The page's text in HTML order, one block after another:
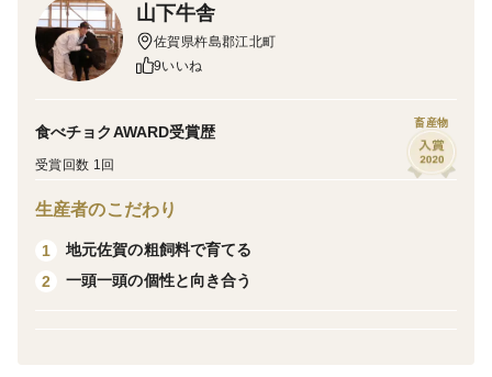
ご家庭用にはもちろん、贈り物にも喜ばれます。山下牛
舎おすすめの一品です！
■注意事項/その他
・賞味期限は冷凍で1ヶ月です
・赤身ですが、和牛ですので脂(サシ)が入っている部分
もあります。御了承ください。
山下牛舎
佐賀県杵島郡江北町
9いいね
食べチョクAWARD受賞歴
受賞回数 1回
畜産物
生産者のこだわり
1
地元佐賀の粗飼料で育てる
2
一頭一頭の個性と向き合う